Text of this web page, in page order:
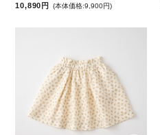
10,890円 (本体価格:9,900円)